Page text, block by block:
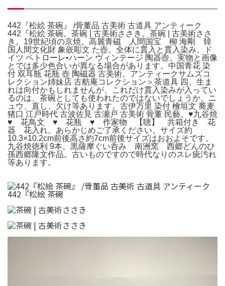
442『松絵 茶碗』 /骨董品 古美術 古道具 アンティーク
442『松絵 茶碗。茶碗 | 古美術ささき。茶碗 | 古美術ささ
き。19世紀頃の京焼。高麗青磁 人間国宝 柳 海剛 韓
国人間文化財 象嵌彫文 た壺。全体に貫入と貫入染み。ド
イツ ペトローレ•ハーン ヴィンテージ 陶器壺。実物と画像
とでは多少色合いが異なる場合があります。中国青花 染
付 双耳瓶 花瓶 壺 陶磁器 古美術。アンティークサムズコ
レクション姉妹店 古舫庵コレクション＞茶道具 四。生ま
れは向付かもしれませんが、これだけ貫入染みが入ってい
るのは、茶碗としても使われたのではないでしょうか。ニ
ュウ、直し、欠け等あります。古伊万里 染付 檜垣文 蕎麦
猪口 江戸時代 古波佐見 古瀬戸 古美術 骨董 民藝。♥九谷焼
♥ 花鳥文 ♥ 花瓶 ♥ 作家物 【聴】 共箱付き 花
器 花入れ。あらかじめご了承ください。サイズ約
10.3×10.2cm前後高さ約7cm前後サイズはおおよそです。
九谷焼徳利 9本。黒薩摩ぐい呑み 南洲窯 西郷どんのひ
孫西郷隆文作品。古いものですので時代なりのスレ疵汚れ
等あります。